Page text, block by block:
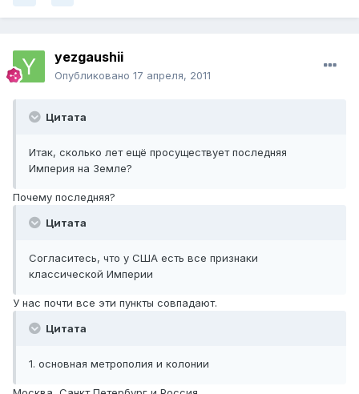
yezgaushii
Опубликовано 17 апреля, 2011
Цитата
Итак, сколько лет ещё просуществует последняя
Империя на Земле?
Почему последняя?
Цитата
Согласитесь, что у США есть все признаки
классической Империи
У нас почти все эти пункты совпадают.
Цитата
1. основная метрополия и колонии